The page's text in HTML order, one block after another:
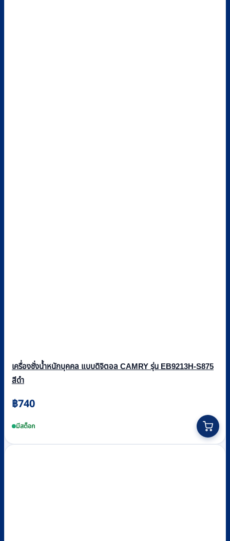
เครื่องชั่งน้ำหนักบุคคล แบบดิจิตอล CAMRY รุ่น EB9213H-S875
สีดำ
฿740
มีสต็อก